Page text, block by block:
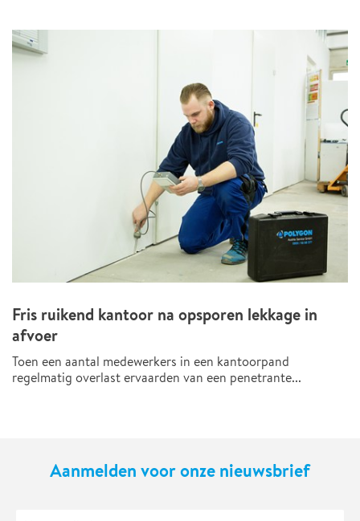
Fris ruikend kantoor na opsporen lekkage in
afvoer
Toen een aantal medewerkers in een kantoorpand
regelmatig overlast ervaarden van een penetrante...
Aanmelden voor onze nieuwsbrief